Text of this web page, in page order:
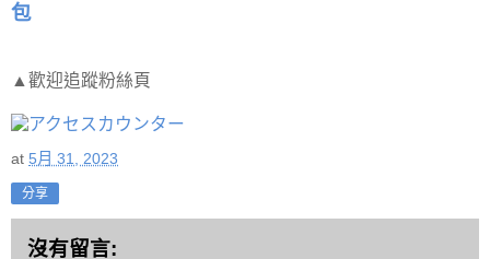
包
▲歡迎追蹤粉絲頁
at 5月 31, 2023
分享
沒有留言: